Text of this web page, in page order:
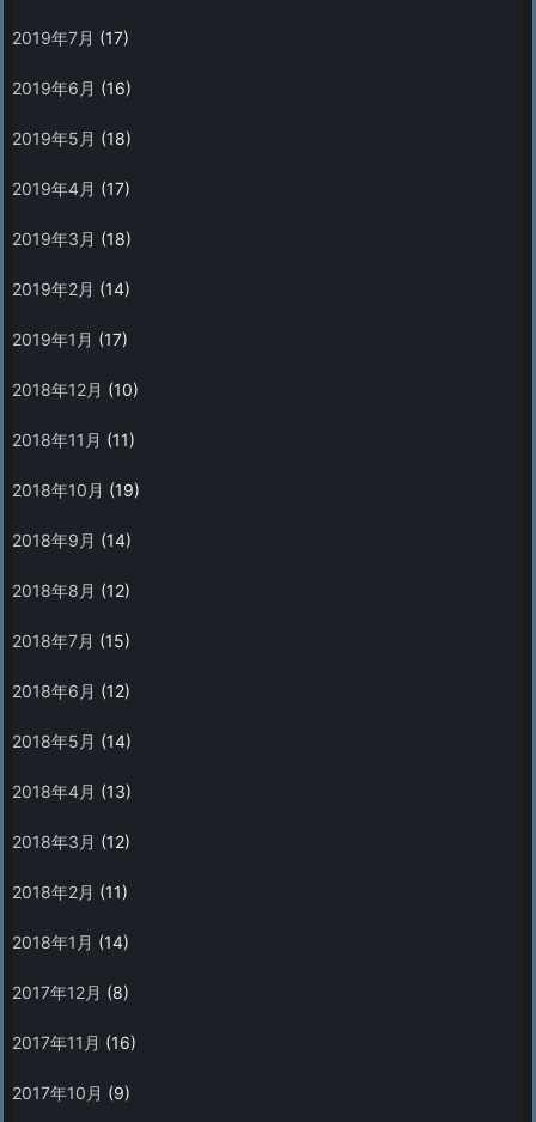
2019年7月 (17)
2019年6月 (16)
2019年5月 (18)
2019年4月 (17)
2019年3月 (18)
2019年2月 (14)
2019年1月 (17)
2018年12月 (10)
2018年11月 (11)
2018年10月 (19)
2018年9月 (14)
2018年8月 (12)
2018年7月 (15)
2018年6月 (12)
2018年5月 (14)
2018年4月 (13)
2018年3月 (12)
2018年2月 (11)
2018年1月 (14)
2017年12月 (8)
2017年11月 (16)
2017年10月 (9)